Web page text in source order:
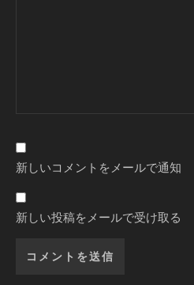
新しいコメントをメールで通知
新しい投稿をメールで受け取る